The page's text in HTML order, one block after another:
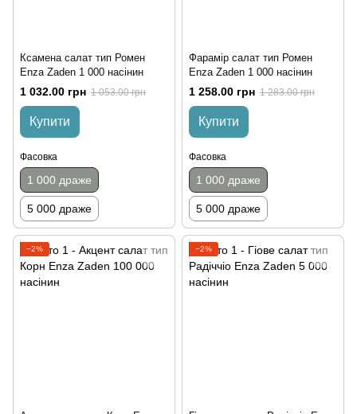
Ксамена салат тип Ромен
Enza Zaden 1 000 насінин
1 032.00 грн 1 053.00 грн
Купити
Фасовка
1 000 драже
5 000 драже
Фарамір салат тип Ромен
Enza Zaden 1 000 насінин
1 258.00 грн 1 283.00 грн
Купити
Фасовка
1 000 драже
5 000 драже
−2% −2%